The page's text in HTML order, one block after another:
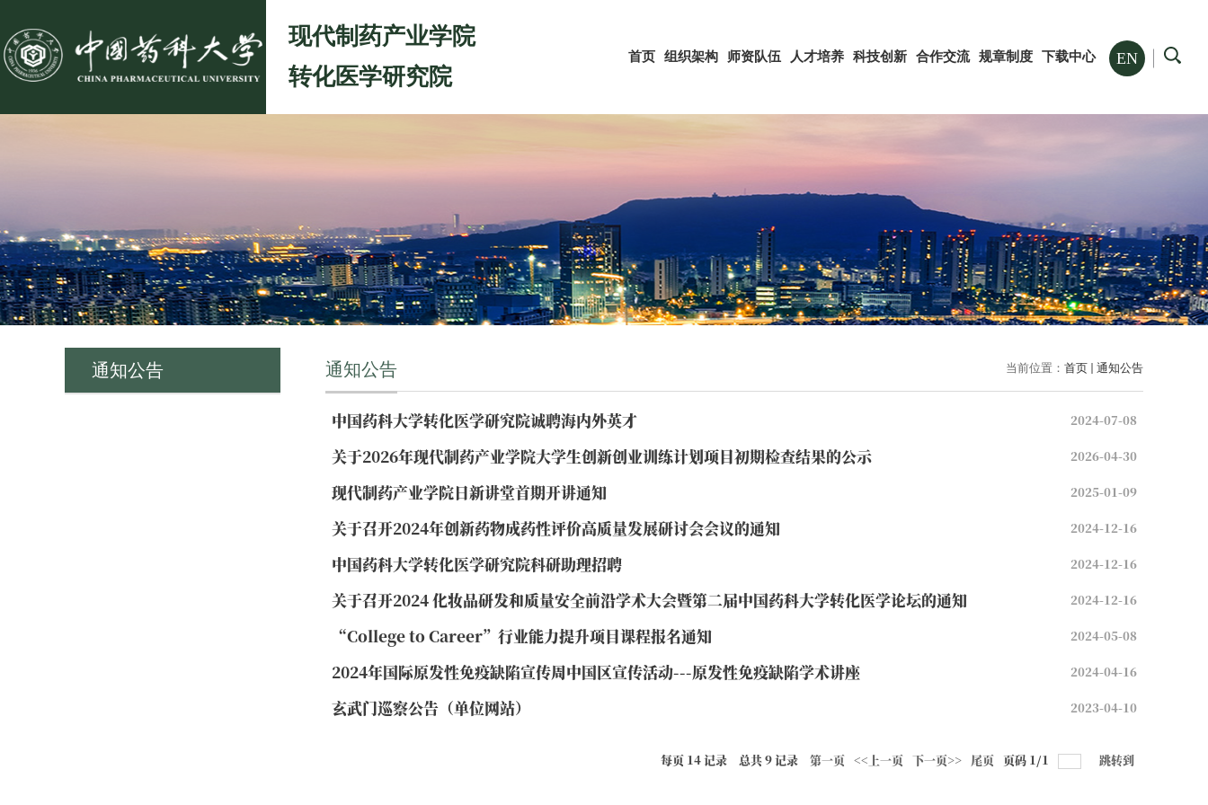
现代制药产业学院
转化医学研究院
EN
首页 组织架构 师资队伍 人才培养 科技创新 合作交流 规章制度 下载中心
通知公告 当前位置： 首页 通知公告
通知公告
中国药科大学转化医学研究院诚聘海内外英才 2024-07-08
关于2026年现代制药产业学院大学生创新创业训练计划项目初期检查结果的公示 2026-04-30
现代制药产业学院日新讲堂首期开讲通知 2025-01-09
关于召开2024年创新药物成药性评价高质量发展研讨会会议的通知 2024-12-16
中国药科大学转化医学研究院科研助理招聘 2024-12-16
关于召开2024 化妆品研发和质量安全前沿学术大会暨第二届中国药科大学转化医学论坛的通知 2024-12-16
“College to Career”行业能力提升项目课程报名通知 2024-05-08
2024年国际原发性免疫缺陷宣传周中国区宣传活动---原发性免疫缺陷学术讲座 2024-04-16
玄武门巡察公告（单位网站） 2023-04-10
每页 14记录 总共9记录 第一页 <<上一页 下一页>> 尾页 页码 1/1 跳转到